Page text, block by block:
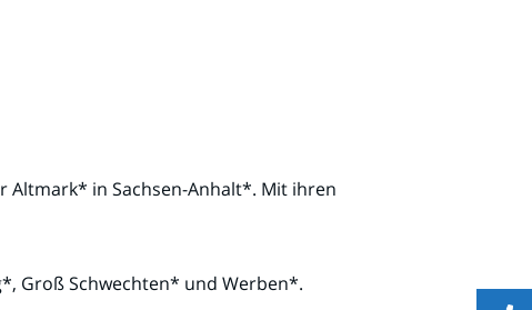
Altmark* in Sachsen-Anhalt*. Mit ihren
Groß Schwechten* und Werben*.